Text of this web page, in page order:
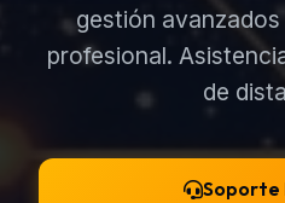
gestión
profesional.
de
Soporte